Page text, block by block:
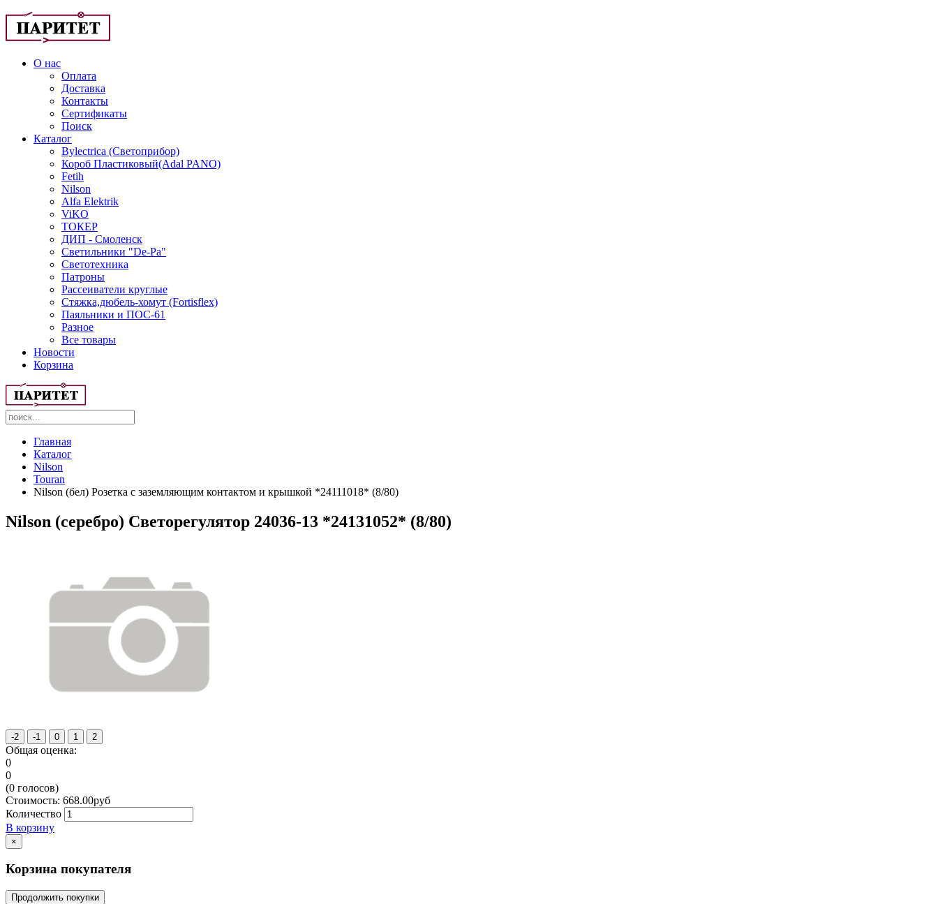
О нас
Оплата
Доставка
Контакты
Сертификаты
Поиск
Каталог
Bylectrica (Светоприбор)
Короб Пластиковый(Adal PANO)
Fetih
Nilson
Alfa Elektrik
ViKO
ТОКЕР
ДИП - Смоленск
Светильники "De-Pa"
Светотехника
Патроны
Рассеиватели круглые
Стяжка,дюбель-хомут (Fortisflex)
Паяльники и ПОС-61
Разное
Все товары
Новости
Корзина
Главная
Каталог
Nilson
Touran
Nilson (бел) Розетка с заземляющим контактом и крышкой *24111018* (8/80)
Nilson (серебро) Светорегулятор 24036-13 *24131052* (8/80)
Общая оценка:
0
0
(0 голосов)
Стоимость: 668.00руб
Количество
В корзину
×
Корзина покупателя
Продолжить покупки